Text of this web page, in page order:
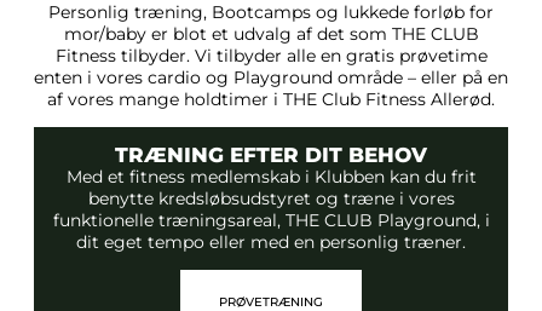
Personlig træning, Bootcamps og lukkede forløb for
mor/baby er blot et udvalg af det som THE CLUB
Fitness tilbyder. Vi tilbyder alle en gratis prøvetime
enten i vores cardio og Playground område – eller på en
af vores mange holdtimer i THE Club Fitness Allerød.
TRÆNING EFTER DIT BEHOV
Med et fitness medlemskab i Klubben kan du frit
benytte kredsløbsudstyret og træne i vores
funktionelle træningsareal, THE CLUB Playground, i
dit eget tempo eller med en personlig træner.
PRØVETRÆNING